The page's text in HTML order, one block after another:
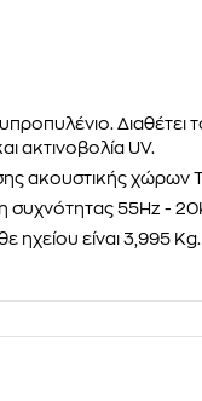
Διαθέτει
ακτινοβολία UV.
ακουστικής χώρων
συχνότητας 55Hz -
ηχείου είναι 3,995